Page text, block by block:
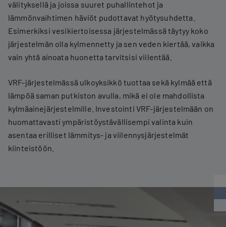
välityksellä ja joissa suuret puhallintehot ja
lämmönvaihtimen häviöt pudottavat hyötysuhdetta.
Esimerkiksi vesikiertoisessa järjestelmässä täytyy koko
järjestelmän olla kylmennetty ja sen veden kiertää, vaikka
vain yhtä ainoata huonetta tarvitsisi viilentää.
VRF-järjestelmässä ulkoyksikkö tuottaa sekä kylmää että
lämpöä saman putkiston avulla, mikä ei ole mahdollista
kylmäainejärjestelmille. Investointi VRF-järjestelmään on
huomattavasti ympäristöystävällisempi valinta kuin
asentaa erilliset lämmitys- ja viilennysjärjestelmät
kiinteistöön.